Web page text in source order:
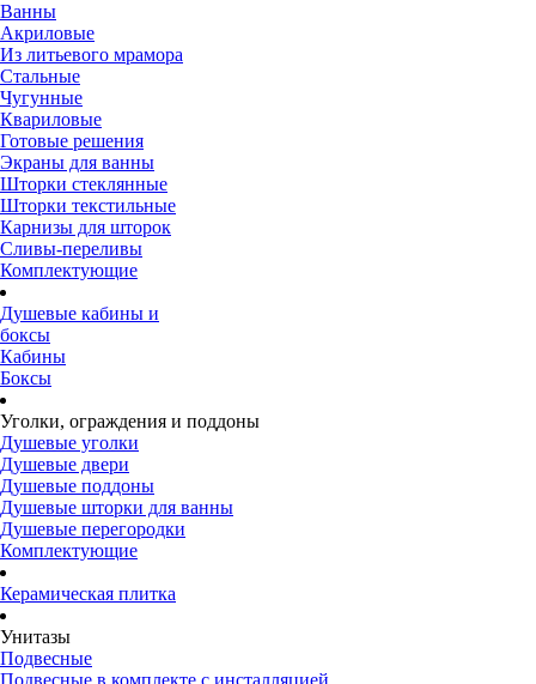
Ванны
Акриловые
Из литьевого мрамора
Стальные
Чугунные
Квариловые
Готовые решения
Экраны для ванны
Шторки стеклянные
Шторки текстильные
Карнизы для шторок
Сливы-переливы
Комплектующие
Душевые кабины и
боксы
Кабины
Боксы
Уголки, ограждения и поддоны
Душевые уголки
Душевые двери
Душевые поддоны
Душевые шторки для ванны
Душевые перегородки
Комплектующие
Керамическая плитка
Унитазы
Подвесные
Подвесные в комплекте с инсталляцией